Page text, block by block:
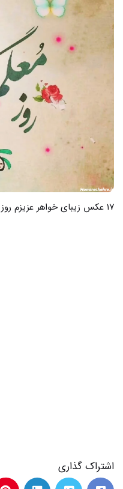
26 عکس عکس نوشته روز معلم برای خاله که دلش را شاد کند
اشتراک گذاری